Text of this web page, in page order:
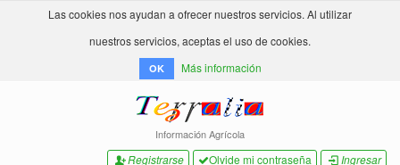
Las cookies nos ayudan a ofrecer nuestros servicios. Al utilizar
nuestros servicios, aceptas el uso de cookies.
OK Más información
Información Agrícola
Registrarse Olvide mi contraseña Ingresar